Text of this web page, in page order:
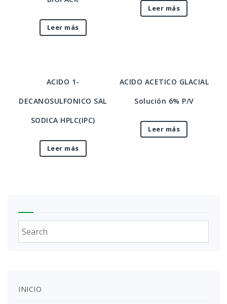
Leer más
Leer más
ACIDO 1-
DECANOSULFONICO SAL
SODICA HPLC(IPC)
Leer más
ACIDO ACETICO GLACIAL
Solución 6% P/V
Leer más
INICIO